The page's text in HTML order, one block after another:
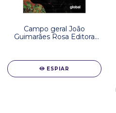
Campo geral João
Guimarães Rosa Editora
ESPIAR